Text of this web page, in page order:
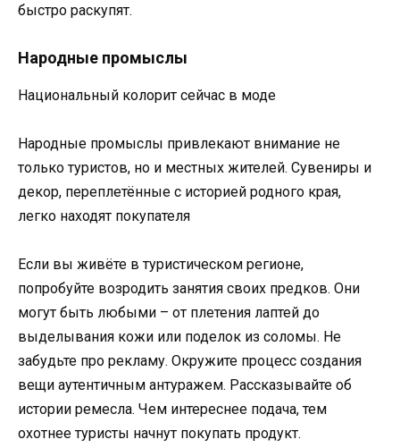
быстро раскупят.
Народные промыслы
Национальный колорит сейчас в моде
Народные промыслы привлекают внимание не
только туристов, но и местных жителей. Сувениры и
декор, переплетённые с историей родного края,
легко находят покупателя
Если вы живёте в туристическом регионе,
попробуйте возродить занятия своих предков. Они
могут быть любыми – от плетения лаптей до
выделывания кожи или поделок из соломы. Не
забудьте про рекламу. Окружите процесс создания
вещи аутентичным антуражем. Рассказывайте об
истории ремесла. Чем интереснее подача, тем
охотнее туристы начнут покупать продукт.